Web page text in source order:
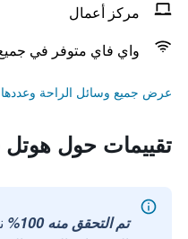
مركز أعمال
واي فاي متوفر في
عرض جميع وسائل الراحة وعددها 112
تقييمات حول هوتل
تم التحقق منه 100%